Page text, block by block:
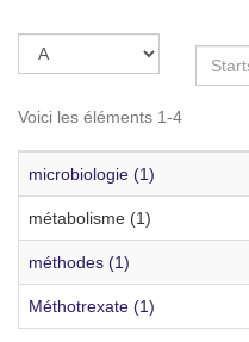
Voici les éléments 1-4
microbiologie (1)
métabolisme (1)
méthodes (1)
Méthotrexate (1)